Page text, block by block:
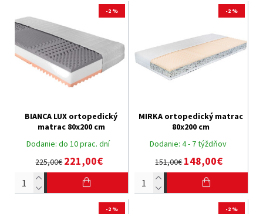
-2 %
Dodanie: do 10 prac. dní
BIANCA LUX ortopedický
matrac 80x200 cm
225,00€221,00€
-2 %
Dodanie: 4 - 7 týždňov
MIRKA ortopedický matrac
80x200 cm
151,00€148,00€
-2 % -2 %